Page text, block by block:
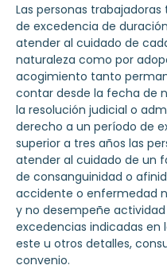
Las personas
de excedencia de
atender al cuidado de
naturaleza como por
acogimiento tanto
contar desde la fecha de
la resolución judicial o
derecho a un período de
superior a tres años las
atender al cuidado de un
de consanguinidad o
accidente o enfermedad
y no desempeñe
excedencias indicadas en
este u otros detalles,
convenio.